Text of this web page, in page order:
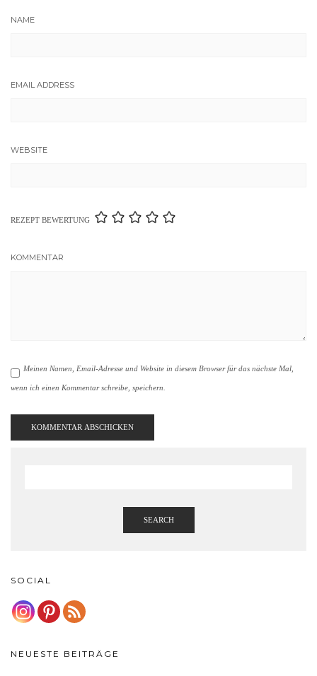
NAME
EMAIL ADDRESS
WEBSITE
REZEPT BEWERTUNG
KOMMENTAR
Meinen Namen, Email-Adresse und Website in diesem Browser für das nächste Mal,
wenn ich einen Kommentar schreibe, speichern.
SEARCH
SOCIAL
NEUESTE BEITRÄGE